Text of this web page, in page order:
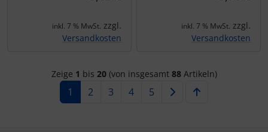
inkl. 7 % MwSt. zzgl.
Versandkosten
inkl. 7 % MwSt. zzgl.
Versandkosten
Zeige 1 bis 20(von insgesamt 88Artikeln)
1 2 3 4 5